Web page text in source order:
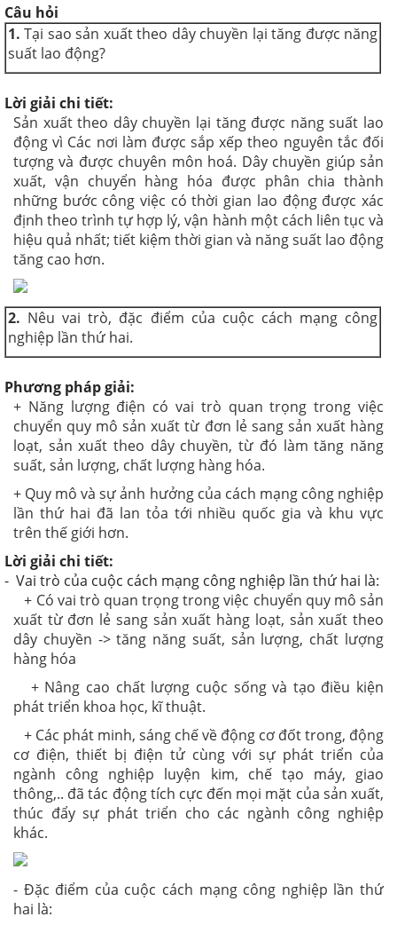
Câu hỏi
1. Tại sao sản xuất theo dây chuyền lại tăng được năng
suất lao động?
Lời giải chi tiết:
Sản xuất theo dây chuyền lại tăng được năng suất lao
động vì Các nơi làm được sắp xếp theo nguyên tắc đối
tượng và được chuyên môn hoá. Dây chuyền giúp sản
xuất, vận chuyển hàng hóa được phân chia thành
những bước công việc có thời gian lao động được xác
định theo trình tự hợp lý, vận hành một cách liên tục và
hiệu quả nhất; tiết kiệm thời gian và năng suất lao động
tăng cao hơn.
2. Nêu vai trò, đặc điểm của cuộc cách mạng công
nghiệp lần thứ hai.
Phương pháp giải:
+ Năng lượng điện có vai trò quan trọng trong việc
chuyển quy mô sản xuất từ đơn lẻ sang sản xuất hàng
loạt, sản xuất theo dây chuyền, từ đó làm tăng năng
suất, sản lượng, chất lượng hàng hóa.
+ Quy mô và sự ảnh hưởng của cách mạng công nghiệp
lần thứ hai đã lan tỏa tới nhiều quốc gia và khu vực
trên thế giới hơn.
Lời giải chi tiết:
- Vai trò của cuộc cách mạng công nghiệp lần thứ hai là:
+ Có vai trò quan trọng trong việc chuyển quy mô sản
xuất từ đơn lẻ sang sản xuất hàng loạt, sản xuất theo
dây chuyền -> tăng năng suất, sản lượng, chất lượng
hàng hóa
+ Nâng cao chất lượng cuộc sống và tạo điều kiện
phát triển khoa học, kĩ thuật.
+ Các phát minh, sáng chế về động cơ đốt trong, động
cơ điện, thiết bị điện tử cùng với sự phát triển của
ngành công nghiệp luyện kim, chế tạo máy, giao
thông,.. đã tác động tích cực đến mọi mặt của sản xuất,
thúc đẩy sự phát triển cho các ngành công nghiệp
khác.
- Đặc điểm của cuộc cách mạng công nghiệp lần thứ
hai là: